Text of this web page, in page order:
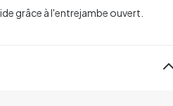
grâce à l'entrejambe ouvert.